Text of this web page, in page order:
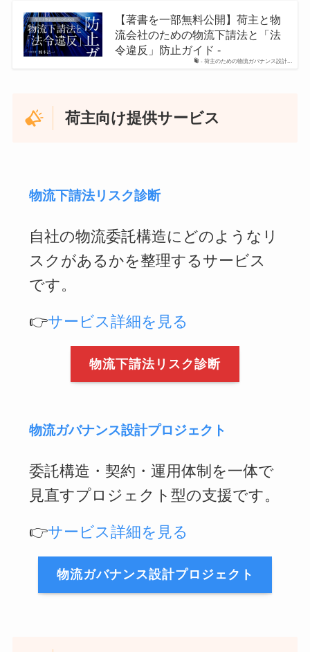
- 荷主のための物流ガバナンス設計...
【著書を一部無料公開】荷主と物
流会社のための物流下請法と「法
令違反」防止ガイド -
荷主向け提供サービス
物流下請法リスク診断
自社の物流委託構造にどのようなリ
スクがあるかを整理するサービス
です。
👉サービス詳細を見る
物流下請法リスク診断
物流ガバナンス設計プロジェクト
委託構造・契約・運用体制を一体で
見直すプロジェクト型の支援です。
👉サービス詳細を見る
物流ガバナンス設計プロジェクト